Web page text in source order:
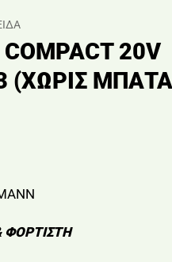
20V
(ΧΩΡΙΣ
ΦΟΡΤΙΣΤΗ